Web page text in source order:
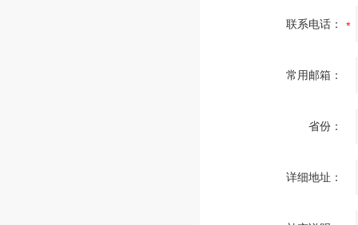
联系电话：
常用邮箱：
省份：
详细地址：